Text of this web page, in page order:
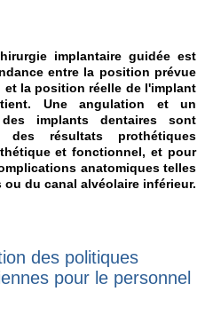
implantaire guidée est
entre la position prévue
la position réelle de l'implant
Une angulation et un
implants dentaires sont
résultats prothétiques
et fonctionnel, et pour
anatomiques telles
du canal alvéolaire inférieur.
des politiques
pour le personnel